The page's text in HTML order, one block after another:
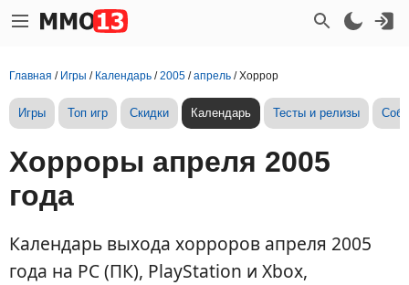
Главная / Игры / Календарь /2005 /апрель /Хоррор
Игры Топ игр Скидки Календарь Тесты и релизы
Хорроры апреля 2005
года
Календарь выхода хорроров апреля 2005
года на PC (ПК), PlayStation и Xbox,